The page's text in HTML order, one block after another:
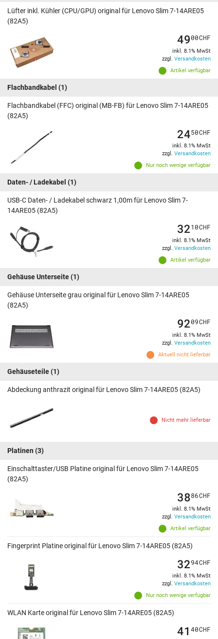
Lüfter inkl. Kühler (CPU/GPU) original für Lenovo Slim 7-14ARE05
(82A5)
Artikel verfügbar
4900CHF
inkl. 8.1% MwSt
zzgl. Versandkosten
Flachbandkabel (1)
Flachbandkabel (FFC) original (MB-FB) für Lenovo Slim 7-14ARE05
(82A5)
Nur noch wenige verfügbar
2450CHF
inkl. 8.1% MwSt
zzgl. Versandkosten
Daten- / Ladekabel (1)
USB-C Daten- / Ladekabel schwarz 1,00m für Lenovo Slim 7-
14ARE05 (82A5)
Artikel verfügbar
3210CHF
inkl. 8.1% MwSt
zzgl. Versandkosten
Gehäuse Unterseite(1)
Gehäuse Unterseite grau original für Lenovo Slim 7-14ARE05
(82A5)
Aktuell nicht lieferbar
9209CHF
inkl. 8.1% MwSt
zzgl. Versandkosten
Gehäuseteile(1)
Abdeckung anthrazit original für Lenovo Slim 7-14ARE05 (82A5)
Nicht mehr lieferbar
Platinen (3)
Einschalttaster/USB Platine original für Lenovo Slim 7-14ARE05
(82A5)
Artikel verfügbar
3886CHF
inkl. 8.1% MwSt
zzgl. Versandkosten
Fingerprint Platine original für Lenovo Slim 7-14ARE05 (82A5)
Nur noch wenige verfügbar
3294CHF
inkl. 8.1% MwSt
zzgl. Versandkosten
WLAN Karte original für Lenovo Slim 7-14ARE05 (82A5)
41 40CHF